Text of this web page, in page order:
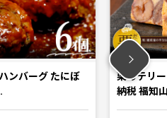
ンバーグ たにぼ
栗のテリ
納税 福知